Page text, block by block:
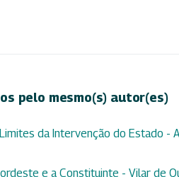
pelo mesmo(s) autor(es)
da Intervenção do Estado -
e a Constituinte - Vilar de